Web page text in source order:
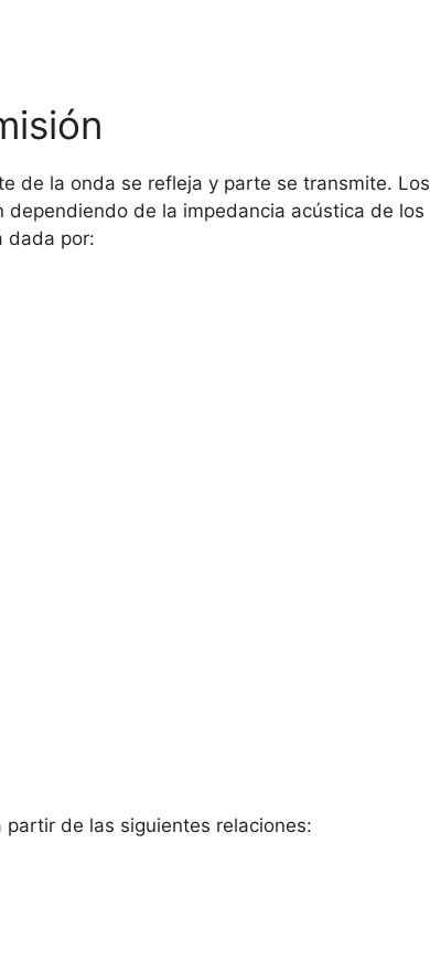
de la onda se refleja y parte se transmite. Los
dependiendo de la impedancia acústica de los
dada por:
de las siguientes relaciones: